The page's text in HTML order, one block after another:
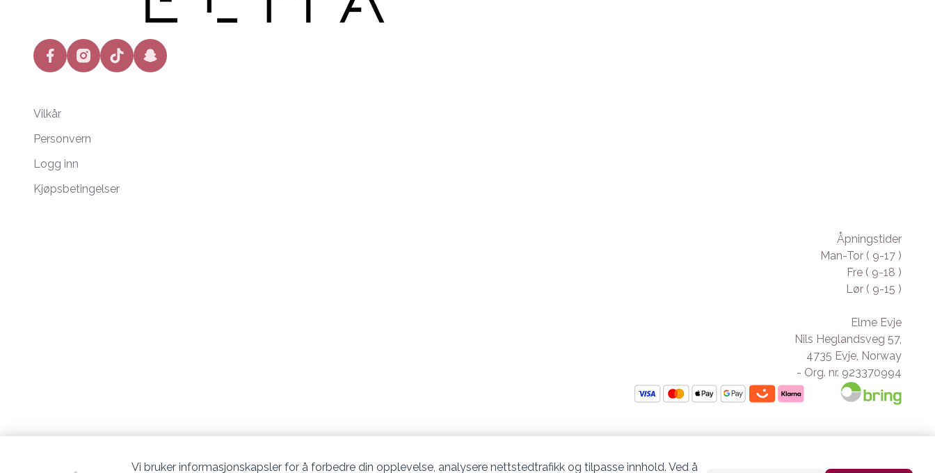
facebookinstagramtiktok snapchat
Vilkår
Personvern
Logg inn
Kjøpsbetingelser
Åpningstider
Man-Tor ( 9-17 )
Fre ( 9-18 )
Lør ( 9-15 )
Elme Evje
Nils Heglandsveg 57,
4735 Evje, Norway
- Org. nr. 923370994
Vi bruker informasjonskapsler for å forbedre din opplevelse, analysere nettstedtrafikk og tilpasse innhold. Ved å